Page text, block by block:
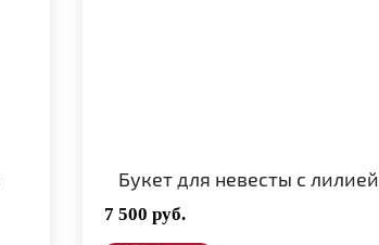
Букет для невесты с лилией
7 500 руб.